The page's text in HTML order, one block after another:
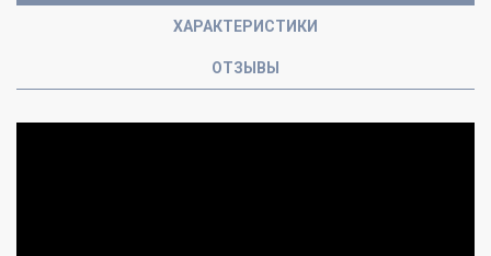
ХАРАКТЕРИСТИКИ
ОТЗЫВЫ